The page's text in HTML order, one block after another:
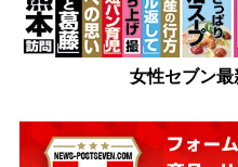
女性セブン